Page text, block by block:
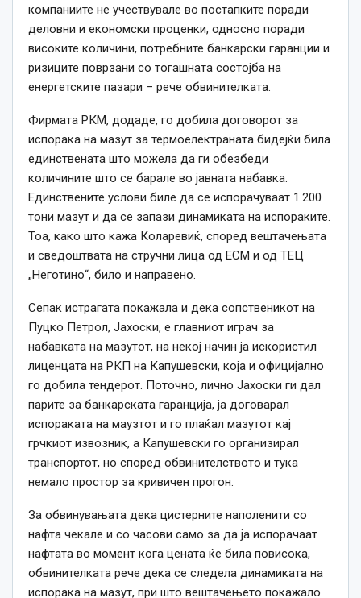
компаниите не учествувале во постапките поради
деловни и економски проценки, односно поради
високите количини, потребните банкарски гаранции и
ризиците поврзани со тогашната состојба на
енергетските пазари – рече обвинителката.
Фирмата РКМ, додаде, го добила договорот за
испорака на мазут за термоелектраната бидејќи била
единствената што можела да ги обезбеди
количините што се барале во јавната набавка.
Единствените услови биле да се испорачуваат 1.200
тони мазут и да се запази динамиката на испораките.
Тоа, како што кажа Коларевиќ, според вештачењата
и сведоштвата на стручни лица од ЕСМ и од ТЕЦ
„Неготино“, било и направено.
Сепак истрагата покажала и дека сопственикот на
Пуцко Петрол, Јахоски, е главниот играч за
набавката на мазутот, на некој начин ја искористил
лиценцата на РКП на Капушевски, која и официјално
го добила тендерот. Поточно, лично Јахоски ги дал
парите за банкарската гаранција, ја договарал
испораката на маузтот и го плаќал мазутот кај
грчкиот извозник, а Капушевски го организирал
транспортот, но според обвинителството и тука
немало простор за кривичен прогон.
За обвинувањата дека цистерните наполенити со
нафта чекале и со часови само за да ја испорачаат
нафтата во момент кога цената ќе била повисока,
обвинителката рече дека се следела динамиката на
испорака на мазут, при што вештачењето покажало